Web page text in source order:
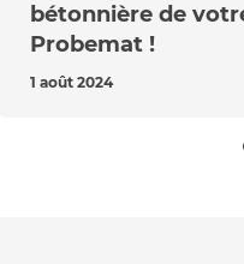
bétonnière de
Probemat !
1 août 2024